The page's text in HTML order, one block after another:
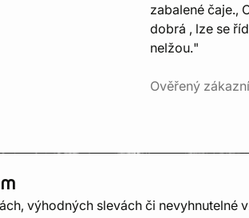
zabalené čaje.,
dobrá , lze se
nelžou."
Ověřený
výhodných slevách či nevyhnutelné